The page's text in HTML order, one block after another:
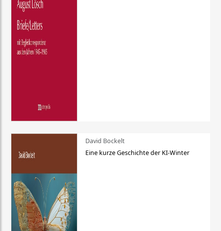
David Bockelt
Eine kurze Geschichte der KI-Winter